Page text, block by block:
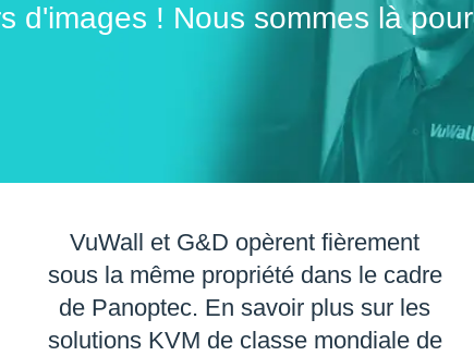
d'images ! Nous sommes là pour
VuWall et G&D opèrent fièrement
sous la même propriété dans le cadre
de Panoptec. En savoir plus sur les
solutions KVM de classe mondiale de